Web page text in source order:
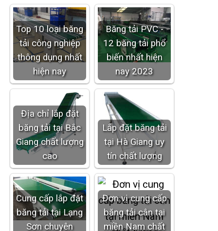
Top 10 loại băng
tải công nghiệp
thông dụng nhất
hiện nay
Băng tải PVC -
12 băng tải phổ
biến nhất hiện
nay 2023
Địa chỉ lắp đặt
băng tải tại Bắc
Giang chất lượng
cao
Lắp đặt băng tải
tại Hà Giang uy
tín chất lượng
Cung cấp lắp đặt
băng tải tại Lạng
Sơn chuyên
Đơn vị cung cấp
băng tải cân tại
miền Nam chất